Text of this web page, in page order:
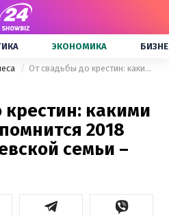
ЭКОНОМИКА
От свадьбы до крестин: какими событиями запомнится 2018 год для королевской семьи – видео
какими
2018
семьи –